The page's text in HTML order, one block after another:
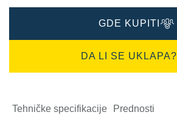
GDE KUPITI
DA LI SE UKLAPA?
Tehničke specifikacije Prednosti